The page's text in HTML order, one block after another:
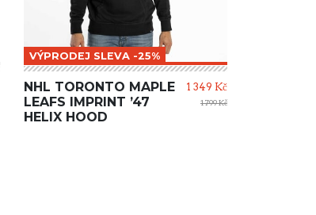
VÝPRODEJ SLEVA -25%
NHL TORONTO MAPLE
LEAFS IMPRINT ’47
HELIX HOOD
1 349 Kč
1 799 Kč